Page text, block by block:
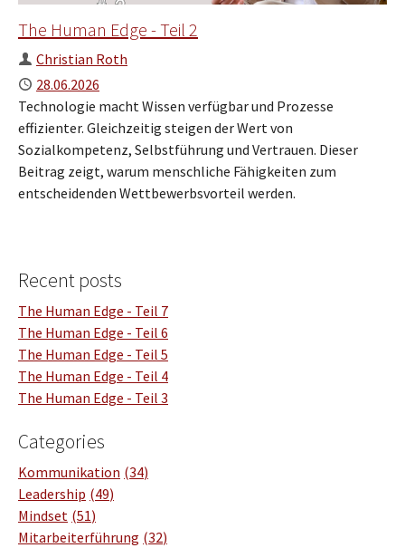
The Human Edge - Teil 2
Author
Christian Roth
Published
28.06.2026
Technologie macht Wissen verfügbar und Prozesse
effizienter. Gleichzeitig steigen der Wert von
Sozialkompetenz, Selbstführung und Vertrauen. Dieser
Beitrag zeigt, warum menschliche Fähigkeiten zum
entscheidenden Wettbewerbsvorteil werden.
Recent posts
The Human Edge - Teil 7
The Human Edge - Teil 6
The Human Edge - Teil 5
The Human Edge - Teil 4
The Human Edge - Teil 3
Categories
Kommunikation 34
Leadership 49
Mindset 51
Mitarbeiterführung 32